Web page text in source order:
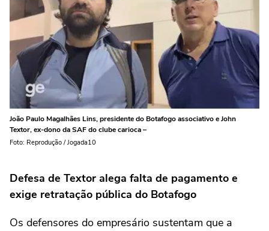
João Paulo Magalhães Lins, presidente do Botafogo associativo e John
Textor, ex-dono da SAF do clube carioca –
Foto: Reprodução / Jogada10
Defesa de Textor alega falta de pagamento e
exige retratação pública do Botafogo
Os defensores do empresário sustentam que a